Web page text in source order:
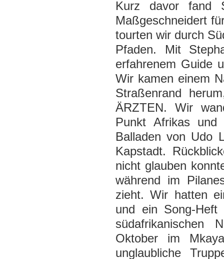
Kurz davor fand
Maßgeschneidert
tourten wir durch
Pfaden. Mit
erfahrenem Guide
Wir kamen einem
Straßenrand
ÄRZTEN. Wir
Punkt Afrikas
Balladen von Udo
Kapstadt.
nicht glauben
während im
zieht. Wir hatten
und ein Song-
südafrikanischen
Oktober im
unglaubliche